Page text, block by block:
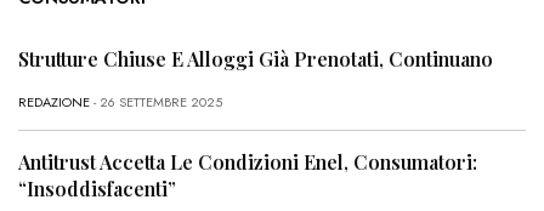
Strutture Chiuse E Alloggi Già Prenotati, Continuano
REDAZIONE- 26 SETTEMBRE 2025
Antitrust Accetta Le Condizioni Enel, Consumatori:
“Insoddisfacenti”